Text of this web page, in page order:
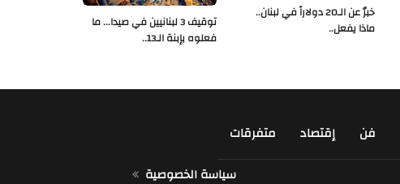
توقيف 3 لبنانيين في صيدا... ما
فعلوه بإبنة الـ13..
خبرٌ عن الـ20 دولاراً في لبنان..
ماذا يفعل..
متفرقات إقتصاد فن
سياسة الخصوصية